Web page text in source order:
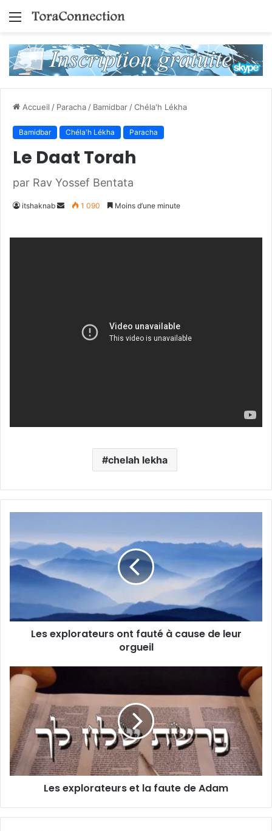
Menu
Accueil / Paracha / Bamidbar /Chéla'h Lékha
Bamidbar Chéla'h Lékha Paracha
Le Daat Torah
par Rav Yossef Bentata
itshaknab
Envoyer
1 090 Moins d’une minute
chelah lekha
Les explorateurs ont fauté à cause de leur
orgueil
Les explorateurs et la faute de Adam